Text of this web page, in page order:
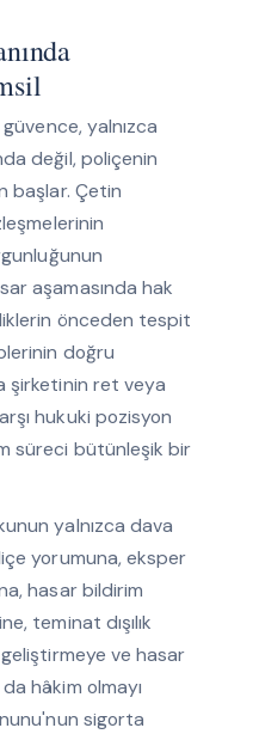
yalnızca
değil, poliçenin
başlar. Çetin
aşamasında hak
önceden tespit
doğru
şirketinin ret veya
hukuki pozisyon
süreci bütünleşik bir
yalnızca dava
yorumuna, eksper
hasar bildirim
teminat dışılık
geliştirmeye ve hasar
hâkim olmayı
sigorta